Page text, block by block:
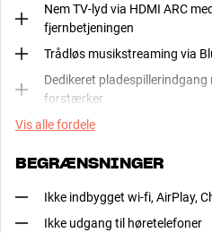
Nem TV-lyd via HDMI ARC
fjernbetjeningen
Trådløs musikstreaming via
Dedikeret pladespillerindgang
forstærker
Vis alle fordele
BEGRÆNSNINGER
Ikke indbygget wi-fi, AirPlay,
Ikke udgang til høretelefoner